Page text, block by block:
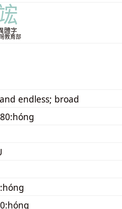
體字
教育部
endless; broad